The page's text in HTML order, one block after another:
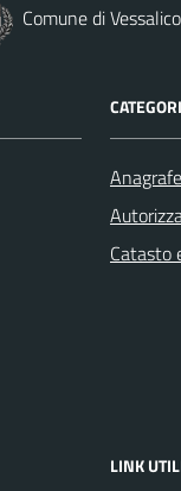
Comune di Vessalico
Catasto
LINK